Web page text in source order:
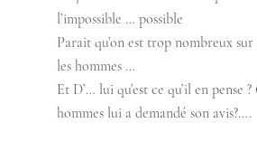
l’impossible … possible
Parait qu’on est trop nombreux
les hommes …
Et D’… lui qu’est ce qu’il en pense
hommes lui a demandé son avis?….